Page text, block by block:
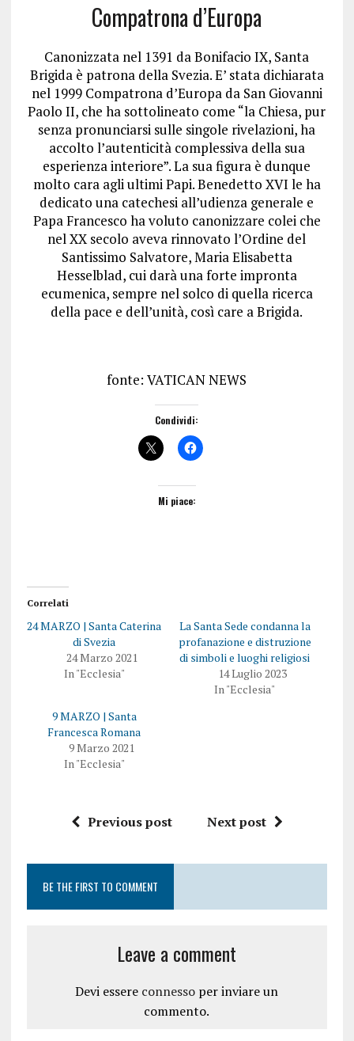
Compatrona d’Europa
Canonizzata nel 1391 da Bonifacio IX, Santa
Brigida è patrona della Svezia. E’ stata dichiarata
nel 1999 Compatrona d’Europa da San Giovanni
Paolo II, che ha sottolineato come “la Chiesa, pur
senza pronunciarsi sulle singole rivelazioni, ha
accolto l’autenticità complessiva della sua
esperienza interiore”. La sua figura è dunque
molto cara agli ultimi Papi. Benedetto XVI le ha
dedicato una catechesi all’udienza generale e
Papa Francesco ha voluto canonizzare colei che
nel XX secolo aveva rinnovato l’Ordine del
Santissimo Salvatore, Maria Elisabetta
Hesselblad, cui darà una forte impronta
ecumenica, sempre nel solco di quella ricerca
della pace e dell’unità, così care a Brigida.
fonte: VATICAN NEWS
Condividi:
Mi piace:
Correlati
24 MARZO | Santa Caterina
di Svezia
24 Marzo 2021
In "Ecclesia"
La Santa Sede condanna la
profanazione e distruzione
di simboli e luoghi religiosi
14 Luglio 2023
In "Ecclesia"
9 MARZO | Santa
Francesca Romana
9 Marzo 2021
In "Ecclesia"
Previous post Next post
BE THE FIRST TO COMMENT
Leave a comment
Devi essere connesso per inviare un
commento.